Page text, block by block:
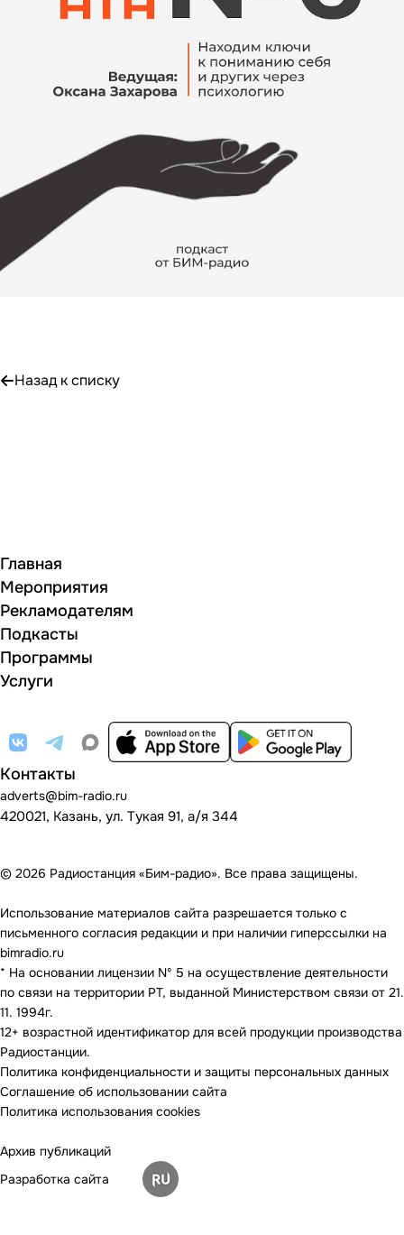
Назад к списку
Главная
Мероприятия
Рекламодателям
Подкасты
Программы
Услуги
Контакты
adverts@bim-radio.ru
420021, Казань, ул. Тукая 91, а/я 344
© 2026 Радиостанция «Бим-радио». Все права защищены.
Использование материалов сайта разрешается только с
письменного согласия редакции и при наличии гиперссылки на
bimradio.ru
* На основании лицензии Nº 5 на осуществление деятельности
по связи на территории РТ, выданной Министерством связи от 21.
11. 1994г.
12+ возрастной идентификатор для всей продукции производства
Радиостанции.
Политика конфиденциальности и защиты персональных данных
Соглашение об использовании сайта
Политика использования cookies
Архив публикаций
Разработка сайта